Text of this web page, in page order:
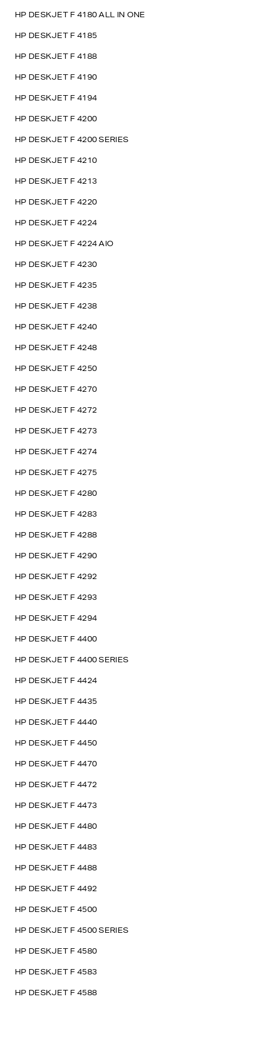
HP DESKJET F 4180 ALL IN ONE
HP DESKJET F 4185
HP DESKJET F 4188
HP DESKJET F 4190
HP DESKJET F 4194
HP DESKJET F 4200
HP DESKJET F 4200 SERIES
HP DESKJET F 4210
HP DESKJET F 4213
HP DESKJET F 4220
HP DESKJET F 4224
HP DESKJET F 4224 AIO
HP DESKJET F 4230
HP DESKJET F 4235
HP DESKJET F 4238
HP DESKJET F 4240
HP DESKJET F 4248
HP DESKJET F 4250
HP DESKJET F 4270
HP DESKJET F 4272
HP DESKJET F 4273
HP DESKJET F 4274
HP DESKJET F 4275
HP DESKJET F 4280
HP DESKJET F 4283
HP DESKJET F 4288
HP DESKJET F 4290
HP DESKJET F 4292
HP DESKJET F 4293
HP DESKJET F 4294
HP DESKJET F 4400
HP DESKJET F 4400 SERIES
HP DESKJET F 4424
HP DESKJET F 4435
HP DESKJET F 4440
HP DESKJET F 4450
HP DESKJET F 4470
HP DESKJET F 4472
HP DESKJET F 4473
HP DESKJET F 4480
HP DESKJET F 4483
HP DESKJET F 4488
HP DESKJET F 4492
HP DESKJET F 4500
HP DESKJET F 4500 SERIES
HP DESKJET F 4580
HP DESKJET F 4583
HP DESKJET F 4588